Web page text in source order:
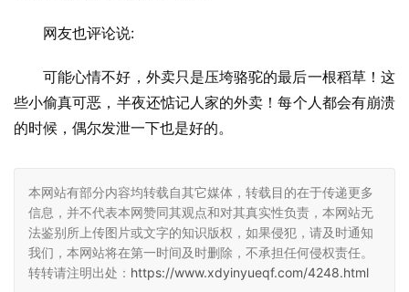
网友也评论说:
可能心情不好，外卖只是压垮骆驼的最后一根稻草！这
些小偷真可恶，半夜还惦记人家的外卖！每个人都会有崩溃
的时候，偶尔发泄一下也是好的。
本网站有部分内容均转载自其它媒体，转载目的在于传递更多
信息，并不代表本网赞同其观点和对其真实性负责，本网站无
法鉴别所上传图片或文字的知识版权，如果侵犯，请及时通知
我们，本网站将在第一时间及时删除，不承担任何侵权责任。
转转请注明出处： https://www.xdyinyueqf.com/4248.html